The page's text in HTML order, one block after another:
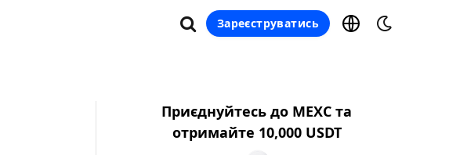
Зареєструватись
Приєднуйтесь до MEXC та
отримайте 10,000 USDT